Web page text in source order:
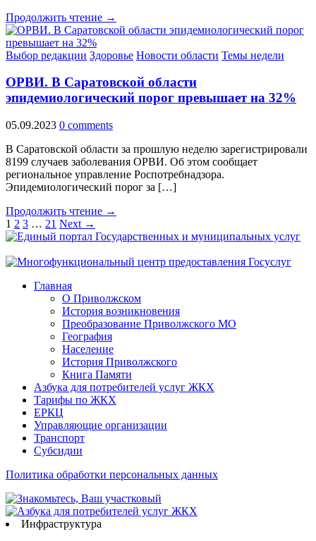
Продолжить чтение →
Выбор редакции Здоровье Новости области Темы недели
ОРВИ. В Саратовской области
эпидемиологический порог превышает на 32%
05.09.2023 0 comments
В Саратовской области за прошлую неделю зарегистрировали
8199 случаев заболевания ОРВИ. Об этом сообщает
региональное управление Роспотребнадзора.
Эпидемиологический порог за […]
Продолжить чтение →
1 2 3 … 21 Next →
Главная
О Приволжском
История возникновения
Преобразование Приволжского МО
География
Население
История Приволжского
Книга Памяти
Азбука для потребителей услуг ЖКХ
Тарифы по ЖКХ
ЕРКЦ
Управляющие организации
Транспорт
Субсидии
Политика обработки персональных данных
Инфраструктура